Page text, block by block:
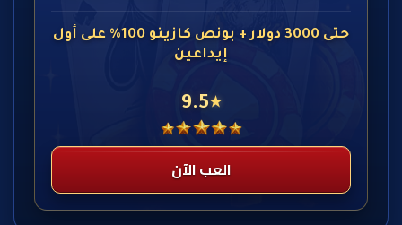
حتى 3000 دولار + بونص كازينو 100% على أول
إيداعين
★
9.5
العب الآن